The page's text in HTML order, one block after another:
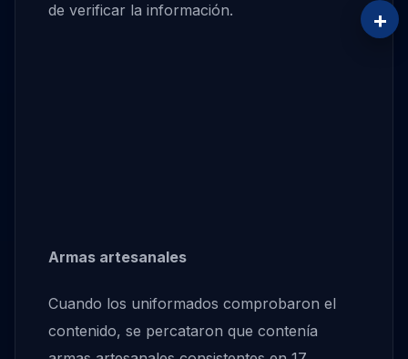
de verificar la información.
Armas artesanales
Cuando los uniformados comprobaron el
contenido, se percataron que contenía
+